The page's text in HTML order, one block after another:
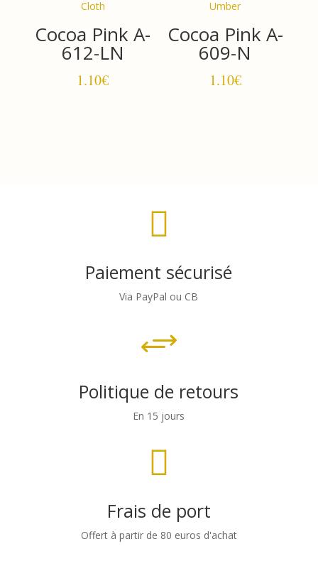
Cocoa Pink A-
612-LN
1.10€
Cocoa Pink A-
609-N
1.10€

Paiement sécurisé
Via PayPal ou CB
+
Politique de retours
En 15 jours

Frais de port
Offert à partir de 80 euros d'achat